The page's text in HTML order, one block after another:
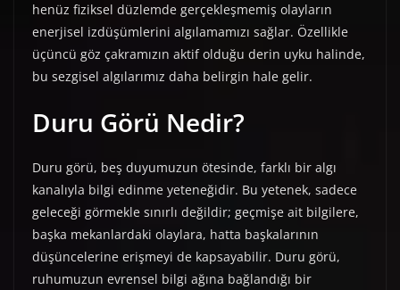
henüz fiziksel düzlemde gerçekleşmemiş olayların
enerjisel izdüşümlerini algılamamızı sağlar. Özellikle
üçüncü göz çakramızın aktif olduğu derin uyku halinde,
bu sezgisel algılarımız daha belirgin hale gelir.
Duru Görü Nedir?
Duru görü, beş duyumuzun ötesinde, farklı bir algı
kanalıyla bilgi edinme yeteneğidir. Bu yetenek, sadece
geleceği görmekle sınırlı değildir; geçmişe ait bilgilere,
başka mekanlardaki olaylara, hatta başkalarının
düşüncelerine erişmeyi de kapsayabilir. Duru görü,
ruhumuzun evrensel bilgi ağına bağlandığı bir